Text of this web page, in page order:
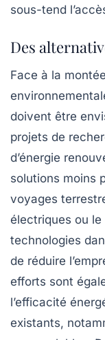
sous-tend
Des
Face à la
doivent être
projets de
d’énergie
solutions moins
voyages
électriques ou
technologies
de réduire
efforts sont
l’efficacité
existants,